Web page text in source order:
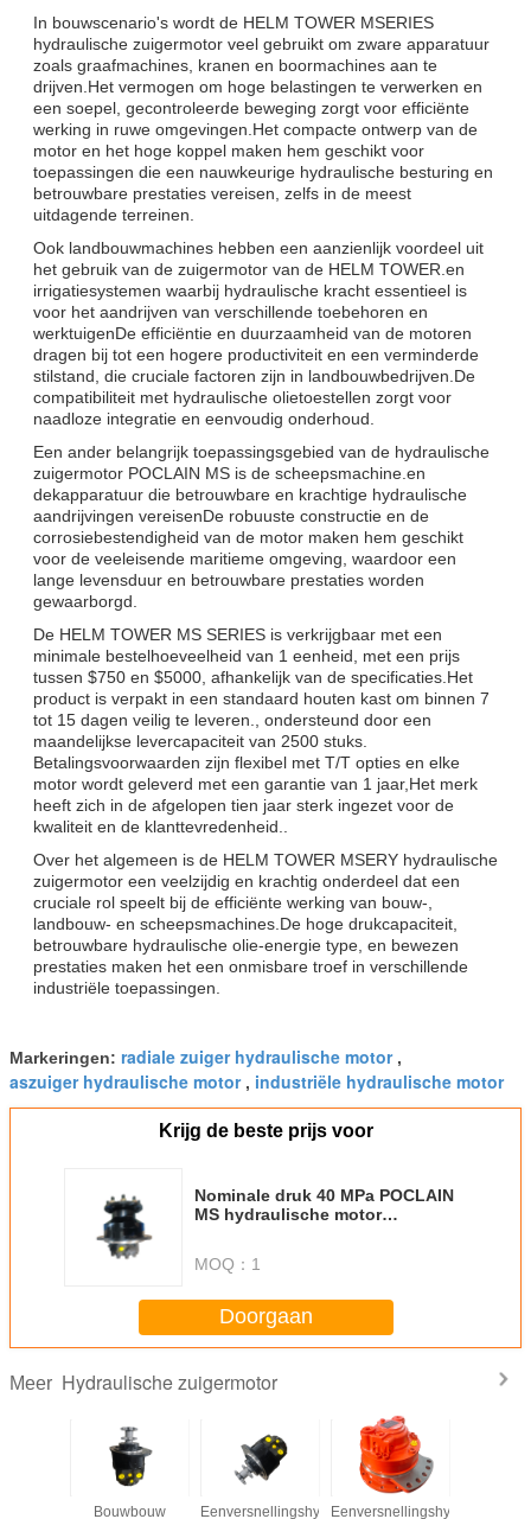
In bouwscenario's wordt de HELM TOWER MSERIES
hydraulische zuigermotor veel gebruikt om zware apparatuur
zoals graafmachines, kranen en boormachines aan te
drijven.Het vermogen om hoge belastingen te verwerken en
een soepel, gecontroleerde beweging zorgt voor efficiënte
werking in ruwe omgevingen.Het compacte ontwerp van de
motor en het hoge koppel maken hem geschikt voor
toepassingen die een nauwkeurige hydraulische besturing en
betrouwbare prestaties vereisen, zelfs in de meest
uitdagende terreinen.
Ook landbouwmachines hebben een aanzienlijk voordeel uit
het gebruik van de zuigermotor van de HELM TOWER.en
irrigatiesystemen waarbij hydraulische kracht essentieel is
voor het aandrijven van verschillende toebehoren en
werktuigenDe efficiëntie en duurzaamheid van de motoren
dragen bij tot een hogere productiviteit en een verminderde
stilstand, die cruciale factoren zijn in landbouwbedrijven.De
compatibiliteit met hydraulische olietoestellen zorgt voor
naadloze integratie en eenvoudig onderhoud.
Een ander belangrijk toepassingsgebied van de hydraulische
zuigermotor POCLAIN MS is de scheepsmachine.en
dekapparatuur die betrouwbare en krachtige hydraulische
aandrijvingen vereisenDe robuuste constructie en de
corrosiebestendigheid van de motor maken hem geschikt
voor de veeleisende maritieme omgeving, waardoor een
lange levensduur en betrouwbare prestaties worden
gewaarborgd.
De HELM TOWER MS SERIES is verkrijgbaar met een
minimale bestelhoeveelheid van 1 eenheid, met een prijs
tussen $750 en $5000, afhankelijk van de specificaties.Het
product is verpakt in een standaard houten kast om binnen 7
tot 15 dagen veilig te leveren., ondersteund door een
maandelijkse levercapaciteit van 2500 stuks.
Betalingsvoorwaarden zijn flexibel met T/T opties en elke
motor wordt geleverd met een garantie van 1 jaar,Het merk
heeft zich in de afgelopen tien jaar sterk ingezet voor de
kwaliteit en de klanttevredenheid..
Over het algemeen is de HELM TOWER MSERY hydraulische
zuigermotor een veelzijdig en krachtig onderdeel dat een
cruciale rol speelt bij de efficiënte werking van bouw-,
landbouw- en scheepsmachines.De hoge drukcapaciteit,
betrouwbare hydraulische olie-energie type, en bewezen
prestaties maken het een onmisbare troef in verschillende
industriële toepassingen.
Markeringen: radiale zuiger hydraulische motor,
aszuiger hydraulische motor, industriële hydraulische motor
Krijg de beste prijs voor
Nominale druk 40 MPa POCLAIN
MS hydraulische motor
uitrusting passen
MOQ： 1
Doorgaan
Meer Hydraulische zuigermotor
Bouwbouw EenversnellingshydraulischeEenversnellingshydraulische